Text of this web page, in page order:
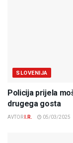
SLOVENIJA
Policija prijela
drugega gosta
AVTOR I.R. 05/03/2025